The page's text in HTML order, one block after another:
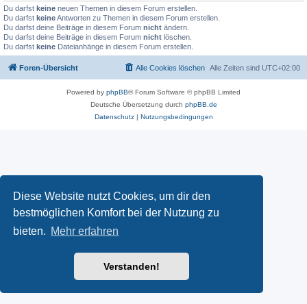
Diese Website nutzt Cookies, um dir den
bestmöglichen Komfort bei der Nutzung zu
bieten. Mehr erfahren
Verstanden!
Du darfst keine neuen Themen in diesem Forum erstellen.
Du darfst keineAntworten zu Themen in diesem Forum erstellen.
Du darfst deine Beiträge in diesem Forum nicht ändern.
Du darfst deine Beiträge in diesem Forum nicht löschen.
Du darfst keine Dateianhänge in diesem Forum erstellen.
Foren-Übersicht Alle Zeiten sind UTC+02:00
Alle Cookies löschen
Powered by phpBB® Forum Software © phpBB Limited
Deutsche Übersetzung durch phpBB.de
Datenschutz| Nutzungsbedingungen